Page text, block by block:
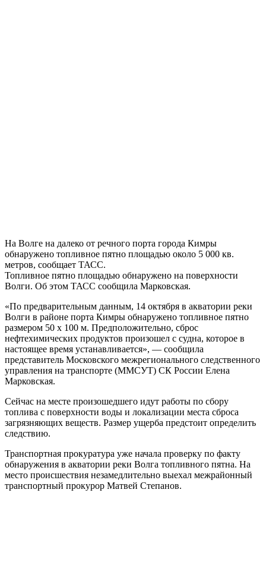
На Волге на далеко от речного порта города Кимры
обнаружено топливное пятно площадью около 5 000 кв.
метров, сообщает ТАСС.
Топливное пятно площадью обнаружено на поверхности
Волги. Об этом ТАСС сообщила Марковская.
«По предварительным данным, 14 октября в акватории реки
Волги в районе порта Кимры обнаружено топливное пятно
размером 50 х 100 м. Предположительно, сброс
нефтехимических продуктов произошел с судна, которое в
настоящее время устанавливается», — сообщила
представитель Московского межрегионального следственного
управления на транспорте (ММСУТ) СК России Елена
Марковская.
Сейчас на месте произошедшего идут работы по сбору
топлива с поверхности воды и локализации места сброса
загрязняющих веществ. Размер ущерба предстоит определить
следствию.
Транспортная прокуратура уже начала проверку по факту
обнаружения в акватории реки Волга топливного пятна. На
место происшествия незамедлительно выехал межрайонный
транспортный прокурор Матвей Степанов.